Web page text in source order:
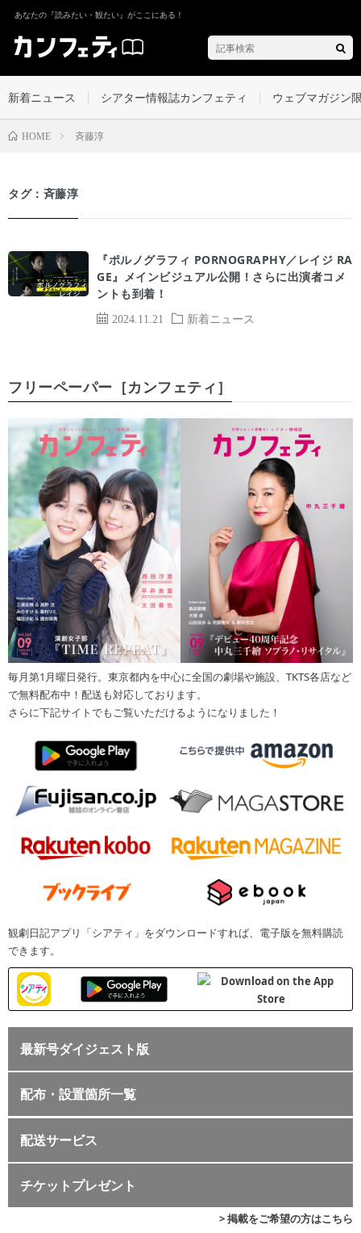
あなたの『読みたい・観たい』がここにある！
新着ニュース シアター情報誌カンフェティ ウェブマガジン
HOME 斉藤淳
タグ：斉藤淳
2024.11.21 新着ニュース
『ポルノグラフィ PORNOGRAPHY／レイジ RA
GE』メインビジュアル公開！さらに出演者コメ
ントも到着！
フリーペーパー［カンフェティ］
毎月第1月曜日発行。東京都内を中心に全国の劇場や施設、TKTS各店など
で無料配布中！配送も対応しております。
さらに下記サイトでもご覧いただけるようになりました！
観劇日記アプリ「シアティ」をダウンロードすれば、電子版を無料購読
できます。
最新号ダイジェスト版
配布・設置箇所一覧
配送サービス
チケットプレゼント
> 掲載をご希望の方はこちら